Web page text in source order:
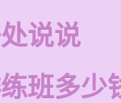
说说
班多少